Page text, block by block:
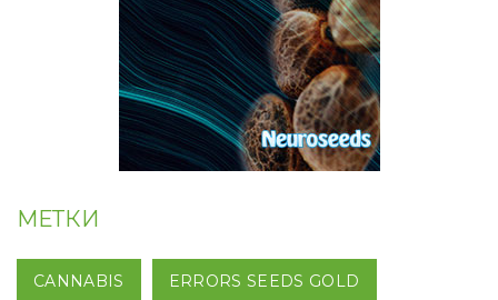
МЕТКИ
CANNABIS ERRORS SEEDS GOLD